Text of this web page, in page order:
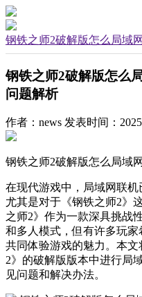
钢铁之师2破解版怎么局域
钢铁之师2破解版怎么
问题解析
作者：news 发表时间：
钢铁之师2破解版怎么局域
在现代游戏中，局域网联机
尤其是对于《钢铁之师2》
之师2》作为一款深具挑战
和多人模式，但有许多玩
共同体验游戏的魅力。本
2》的破解版版本中进行局
见问题和解决办法。